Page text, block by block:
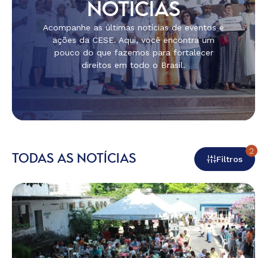
NOTÍCIAS
Acompanhe as últimas notícias de eventos e
ações da CESE. Aqui, você encontra um
pouco do que fazemos para fortalecer
direitos em todo o Brasil.
TODAS AS NOTÍCIAS Filtros
2